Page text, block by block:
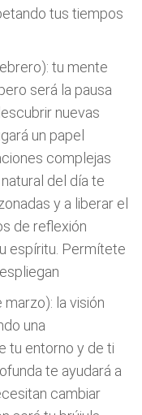
tus tiempos
tu mente
será la pausa
nuevas
un papel
complejas
del día te
y a liberar el
de reflexión
espíritu. Permítete
la visión
una
tu entorno y de ti
te ayudará a
cambiar